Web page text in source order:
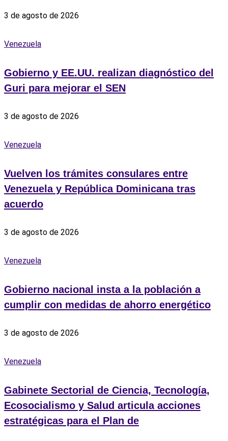
3 de agosto de 2026
Venezuela
Gobierno y EE.UU. realizan diagnóstico del
Guri para mejorar el SEN
3 de agosto de 2026
Venezuela
Vuelven los trámites consulares entre
Venezuela y República Dominicana tras
acuerdo
3 de agosto de 2026
Venezuela
Gobierno nacional insta a la población a
cumplir con medidas de ahorro energético
3 de agosto de 2026
Venezuela
Gabinete Sectorial de Ciencia, Tecnología,
Ecosocialismo y Salud articula acciones
estratégicas para el Plan de